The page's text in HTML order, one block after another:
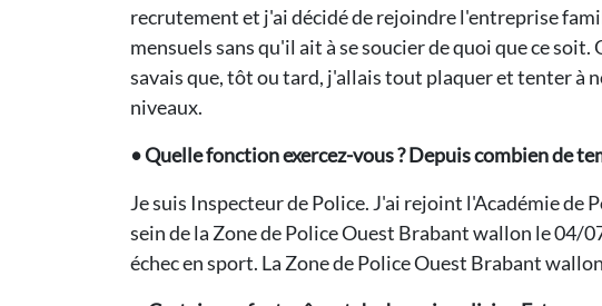
recrutement et j'ai décidé de rejoindre l'entreprise
mensuels sans qu'il ait à se soucier de quoi que ce
savais que, tôt ou tard, j'allais tout plaquer et tenter à
niveaux.
• Quelle fonction exercez-vous ? Depuis combien de
Je suis Inspecteur de Police. J'ai rejoint l'Académie
sein de la Zone de Police Ouest Brabant wallon le 04/
échec en sport. La Zone de Police Ouest Brabant